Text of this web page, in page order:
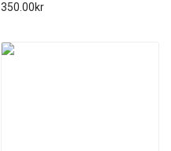
350.00kr